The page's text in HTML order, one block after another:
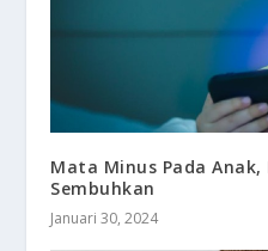
Mata Minus Pada
Sembuhkan
Januari 30, 2024